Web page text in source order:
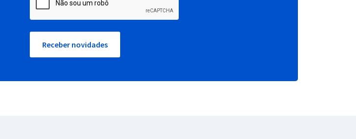
Receber novidades